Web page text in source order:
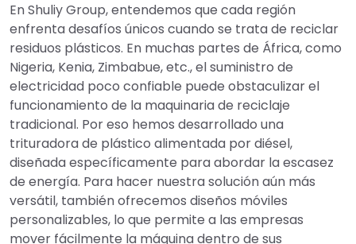
En Shuliy Group, entendemos que cada región
enfrenta desafíos únicos cuando se trata de reciclar
residuos plásticos. En muchas partes de África, como
Nigeria, Kenia, Zimbabue, etc., el suministro de
electricidad poco confiable puede obstaculizar el
funcionamiento de la maquinaria de reciclaje
tradicional. Por eso hemos desarrollado una
trituradora de plástico alimentada por diésel,
diseñada específicamente para abordar la escasez
de energía. Para hacer nuestra solución aún más
versátil, también ofrecemos diseños móviles
personalizables, lo que permite a las empresas
mover fácilmente la máquina dentro de sus